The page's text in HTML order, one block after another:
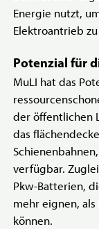
Energie nutzt,
Elektroantrieb
Potenzial für
MuLI hat das
der öffentlichen
das
verfügbar.
Pkw-Batterien,
mehr eignen,
können.